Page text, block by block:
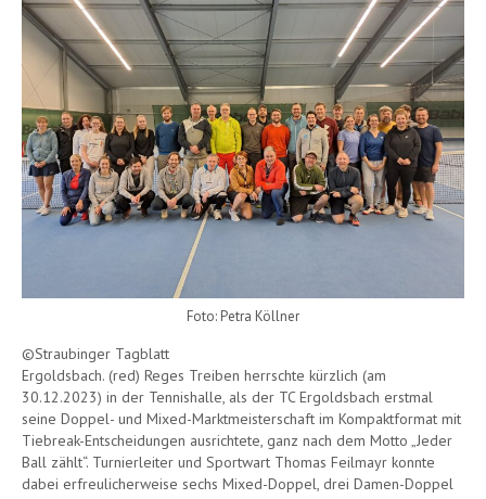
Foto: Petra Köllner
©Straubinger Tagblatt
Ergoldsbach. (red) Reges Treiben herrschte kürzlich (am
30.12.2023) in der Tennishalle, als der TC Ergoldsbach erstmal
seine Doppel- und Mixed-Marktmeisterschaft im Kompaktformat mit
Tiebreak-Entscheidungen ausrichtete, ganz nach dem Motto „Jeder
Ball zählt“. Turnierleiter und Sportwart Thomas Feilmayr konnte
dabei erfreulicherweise sechs Mixed-Doppel, drei Damen-Doppel